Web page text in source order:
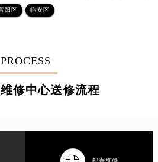
阳区 临安区
PROCESS
修中心送修流程